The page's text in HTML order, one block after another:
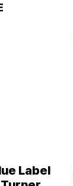
Label